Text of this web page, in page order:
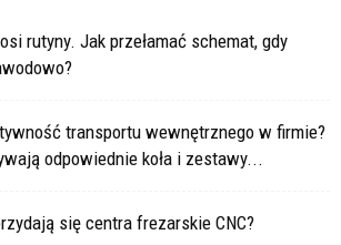
rutyny. Jak przełamać schemat, gdy
transportu wewnętrznego w firmie?
odpowiednie koła i zestawy...
się centra frezarskie CNC?